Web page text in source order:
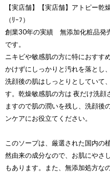
【実店舗】【実店舗】アトピー
（ﾘｰﾌ）
創業30年の実績 無添加化粧品発
です。
ニキビや敏感肌の方に特におすす
かけずにしっかりと汚れを落とし
洗顔後の肌はしっとりとしていて
す。乾燥敏感肌の方は 夜だけ洗
ますので肌の潤いを残し、洗顔後
ンケアにお役立てください。
このソープは、厳選された国内の
然由来の成分なので、お肌にやさ
もあります。また、無添加処方な